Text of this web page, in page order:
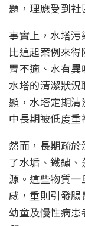
題，理應受到社
事實上，水塔
比這起案例來
胃不適、水有
水塔的清潔狀
顯，水塔定期
中長期被低度重
然而，長期疏於
了水垢、鐵鏽
源。這些物質
感，重則引發腸
幼童及慢性病